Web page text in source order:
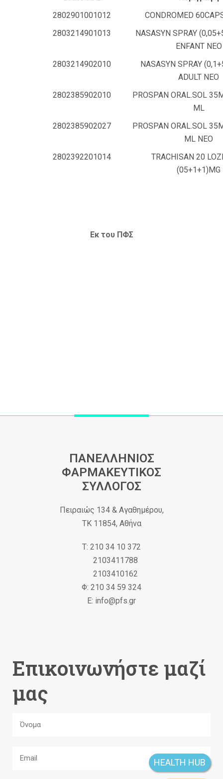
2802901001012
CONDROMED
2803214901013
NASASYN SPRAY
ENFANT ΝΕΟ
2803214902010
NASASYN SPRAY
ADULT ΝΕΟ
2802385902010
PROSPAN ORAL.SOL
ML
2802385902027
PROSPAN ORAL.SOL
ML ΝΕΟ
2802392201014
TRACHISAN 20
(05+1+1)MG
Εκ του ΠΦΣ
ΠΑΝΕΛΛΗΝΙΟΣ
ΦΑΡΜΑΚΕΥΤΙΚΟΣ
ΣΥΛΛΟΓΟΣ
Πειραιώς 134 & Αγαθημέρου,
ΤΚ 11854, Αθήνα
Τ: 210 34 10 372
2103411788
2103410162
Φ: 210 34 59 324
Ε: info@pfs.gr
Επικοινωνήστε μαζί
μας
HEALTH HUB